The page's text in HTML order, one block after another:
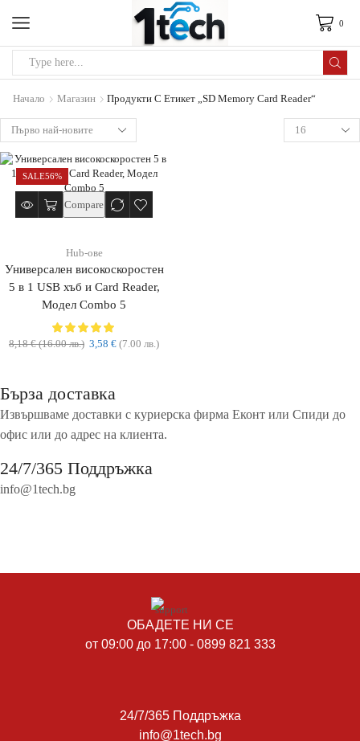
0
Начало Магазин Продукти С Етикет „SD Memory Card Reader“
SALE56%
Compare
Hub-ове
Универсален високоскоростен
5 в 1 USB хъб и Card Reader,
Модел Combo 5
8,18€ (16.00 лв.) 3,58 € (7.00 лв.)
Бърза доставка
Извършваме доставки с куриерска фирма Еконт или Спиди до
офис или до адрес на клиента.
24/7/365 Поддръжка
info@1tech.bg
ОБАДЕТЕ НИ СЕ
от 09:00 до 17:00 - 0899 821 333
24/7/365 Поддръжка
info@1tech.bg